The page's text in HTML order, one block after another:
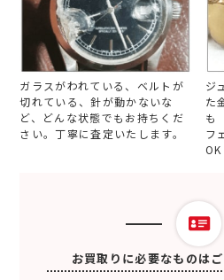
ガラスがわれている、ベルトが
切れている、針が動かないな
ど、どんな状態でもお持ちくだ
さい。丁寧に査定いたします。
ジ
た
も
フ
OK
お買取りに必要なものは